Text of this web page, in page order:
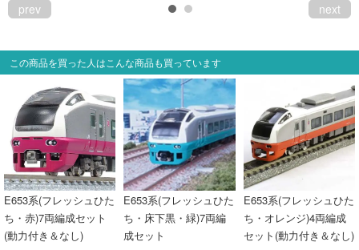
prev next
この商品を買った人はこんな商品も買っています
E653系(フレッシュひた
ち・赤)7両編成セット
(動力付き＆なし)
E653系(フレッシュひた
ち・床下黒・緑)7両編
成セット
E653系(フレッシュひた
ち・オレンジ)4両編成
セット(動力付き＆なし)